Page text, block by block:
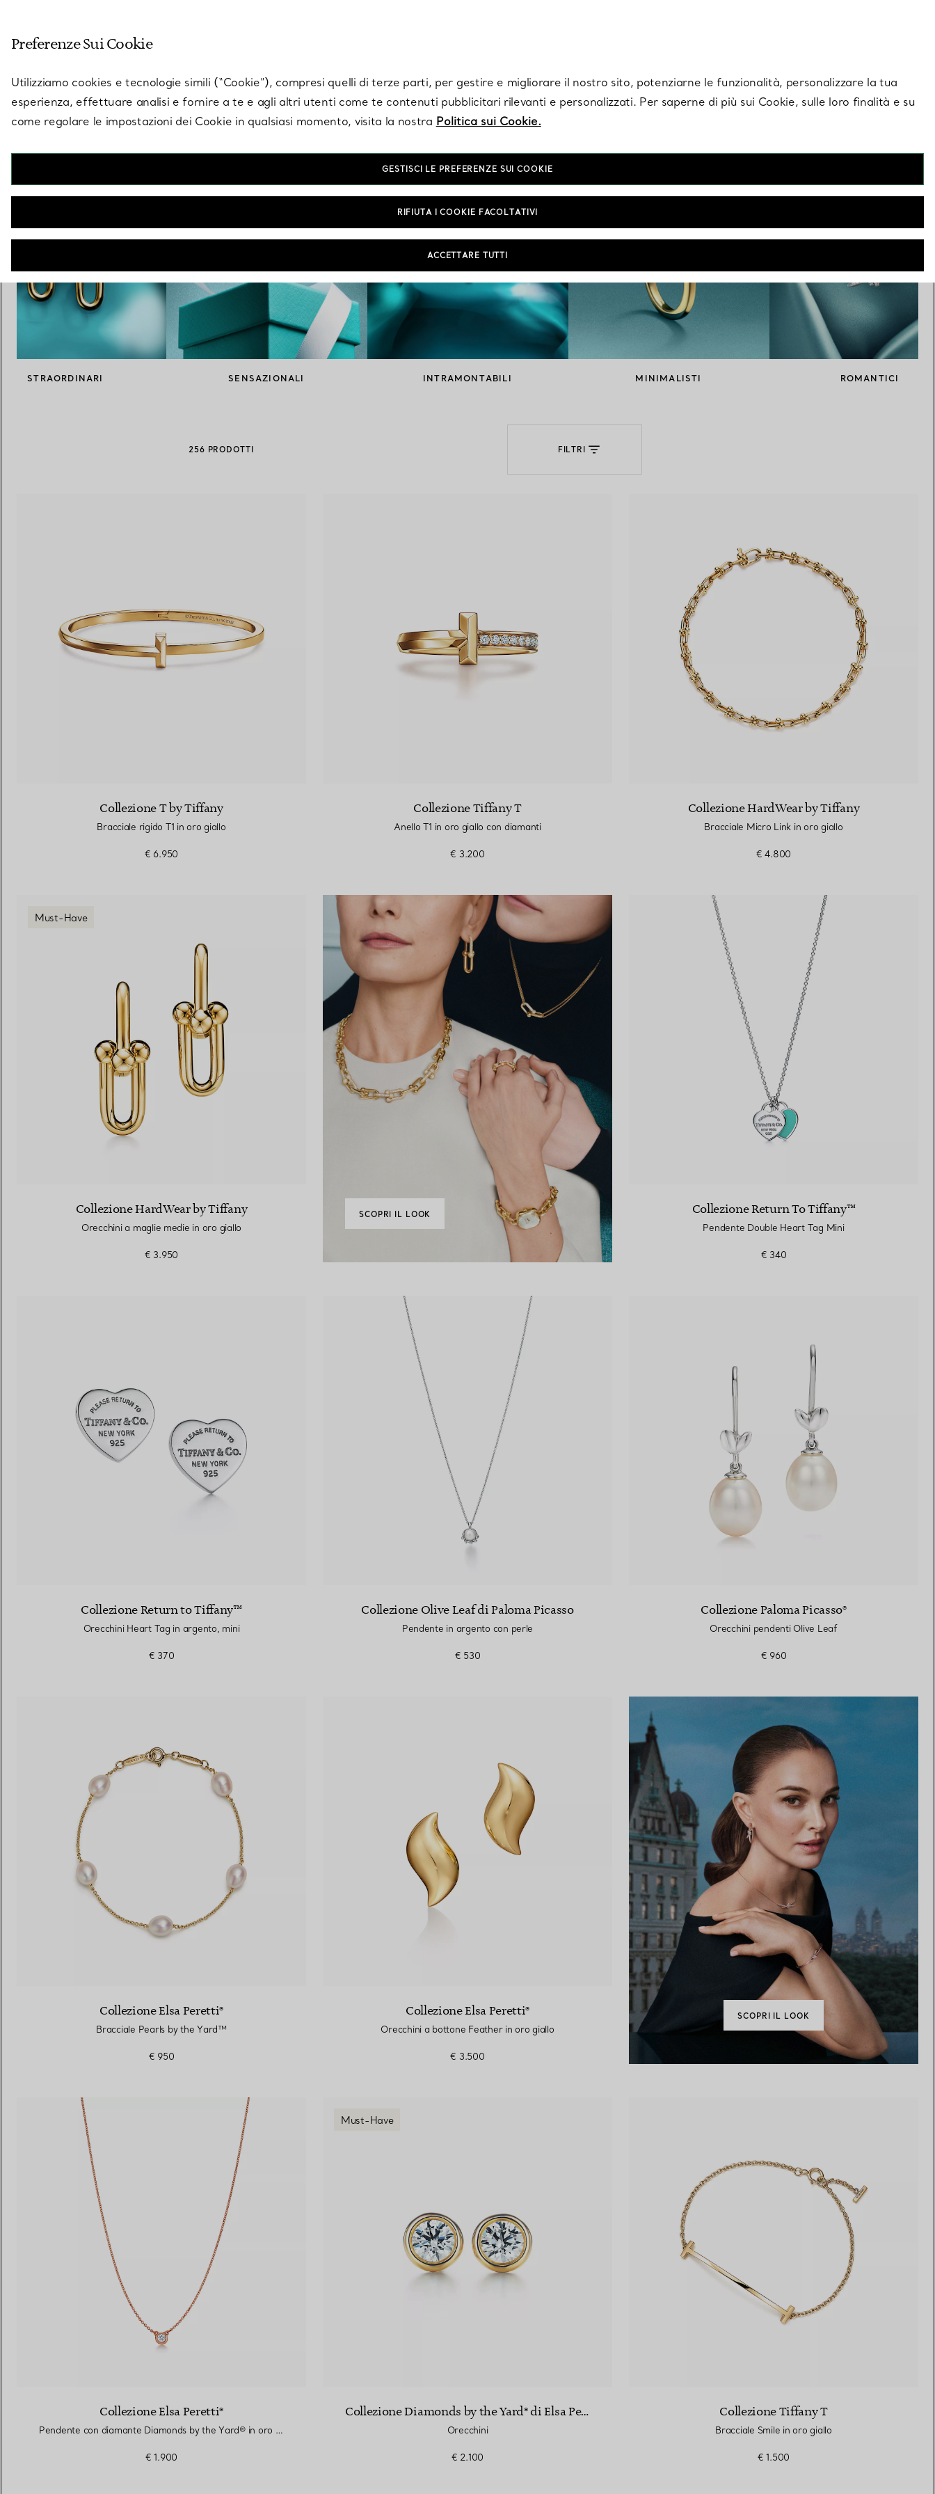
Fedi per Lei Fedi per Lui Eternity Rings
Come scegliere il tuo anello di
STRAORDINARI SENSAZIONALI INTRAMONTABILI MINIMALISTI ROMANTICI
256 PRODOTTI FILTRI
Collezione T by Tiffany
Bracciale rigido T1 in oro giallo
€ 6.950
Collezione Tiffany T
Anello T1 in oro giallo con diamanti
€ 3.200
Collezione HardWear by Tiffany
Bracciale Micro Link in oro giallo
€ 4.800
Must-Have
Collezione HardWear by Tiffany
Orecchini a maglie medie in oro giallo
€ 3.950
SCOPRI IL LOOK Collezione Return To Tiffany™
Pendente Double Heart Tag Mini
€ 340
Collezione Return to Tiffany™
Orecchini Heart Tag in argento, mini
€ 370
Collezione Olive Leaf di Paloma Picasso
Pendente in argento con perle
€ 530
Collezione Paloma Picasso®
Orecchini pendenti Olive Leaf
€ 960
Collezione Elsa Peretti®
Bracciale Pearls by the Yard™
€ 950
Collezione Elsa Peretti®
Orecchini a bottone Feather in oro giallo
€ 3.500
SCOPRI IL LOOK
Collezione Elsa Peretti®
Pendente con diamante Diamonds by the Yard® in oro rosa
€ 1.900
Must-Have
Collezione Diamonds by the Yard® di Elsa Peretti®
Orecchini
€ 2.100
Collezione Tiffany T
Bracciale Smile in oro giallo
€ 1.500
Preferenze Sui Cookie
Utilizziamo cookies e tecnologie simili (“Cookie”), compresi quelli di terze parti, per gestire e migliorare il nostro sito, potenziarne le funzionalità, personalizzare la tua
esperienza, effettuare analisi e fornire a te e agli altri utenti come te contenuti pubblicitari rilevanti e personalizzati. Per saperne di più sui Cookie, sulle loro finalità e su
come regolare le impostazioni dei Cookie in qualsiasi momento, visita la nostra Politica sui Cookie.
GESTISCI LE PREFERENZE SUI COOKIE
RIFIUTA I COOKIE FACOLTATIVI
ACCETTARE TUTTI